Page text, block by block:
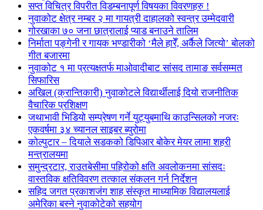
सप्त विचित्र विपरीत विडम्बनापूर्ण विषयका विवरणहरु !
नुवाकोट क्षेत्र नम्बर २ मा गायत्री दाहालको स्वन्त्र उम्मेदवारी
गोरखाका ७० जना छात्रालाई प्याड बनाउने तालिम
निर्माता पङ्गेनी र गायक भण्डारीको ‘मैले हारेँ, अर्कैले जित्यो’ बोलको
गीत बजारमा
नुवाकोट १ मा प्रत्यक्षतर्फ माओवादीबाट सांसद तामाङ सर्वसम्मत
सिफारिस
अखिल (क्रान्तिकारी) नुवाकोटले विद्यार्थीलाई दियो राजनीतिक
वैचारिक प्रशिक्षण
जथाभावी भिडियो सम्प्रेषण गर्ने युट्युबमाथि काउन्सिलको नजरः
एकवर्षमा ३४ च्यानल साइबर ब्युरोमा
कोल्पुटार – दियाले सडकको डिपिआर बोकेर मेयर लामा शहरी
मन्त्रालयमा
समुन्द्रटार, राउतबेसीमा पहिरोको क्षति अवलोकनमा सांसदः
वास्तविक क्षतिविवरण तत्काल संकलन गर्न निर्देशन
सहिद जगत प्रकाशजंग शाह संस्कृत माध्यामिक विद्यालयलाई
अमेरिका बस्ने नुवाकोटेको सहयोग